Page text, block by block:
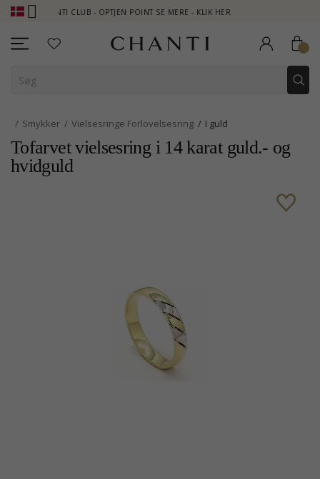
CLUB - OPTJEN POINT SE MERE - KLIK HER
Smykker Vielsesringe Forlovelsesring I guld
Tofarvet vielsesring i 14 karat guld.- og
hvidguld